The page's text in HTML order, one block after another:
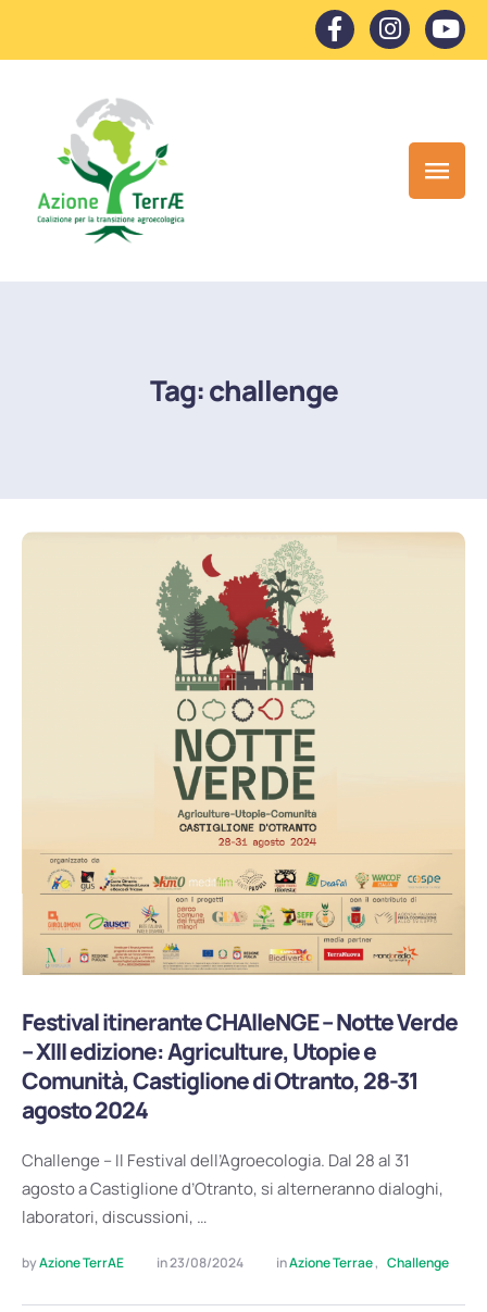
Tag:challenge
Festival itinerante CHAlleNGE – Notte Verde
– XIII edizione: Agriculture, Utopie e
Comunità, Castiglione di Otranto, 28-31
agosto 2024
Challenge – Il Festival dell’Agroecologia. Dal 28 al 31
agosto a Castiglione d’Otranto, si alterneranno dialoghi,
laboratori, discussioni, …
by Azione TerrAE in 23/08/2024 in Azione Terrae, Challenge